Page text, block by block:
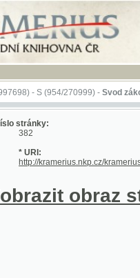
-S (954/270999)-Svod zákonův
382
* URI:
http://kramerius.nkp.cz/kramerius/